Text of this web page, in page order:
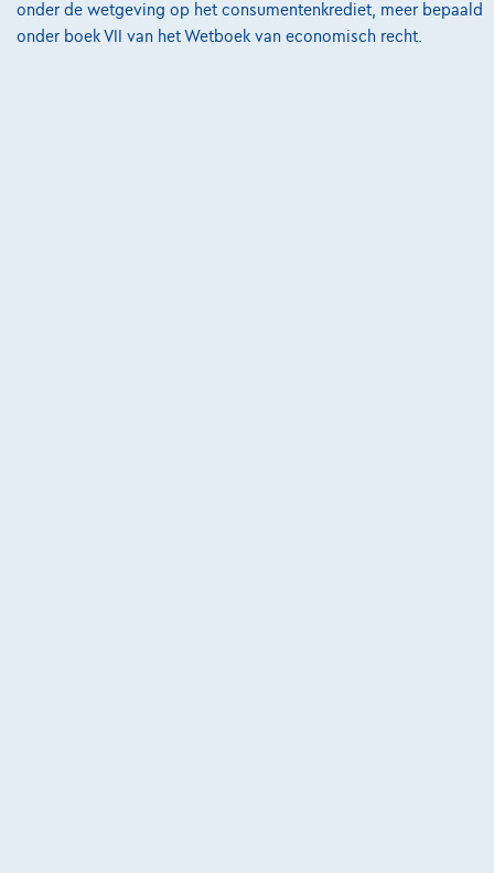
Vergelijk
onder de wetgeving op het consumentenkrediet, meer bepaald
onder boek VII van het Wetboek van economisch recht.